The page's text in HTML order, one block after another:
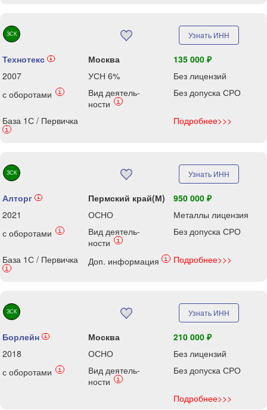
ЗСК Узнать ИНН
Технотекс i Москва
135 000 ₽
2007
УСН 6%
Без лицензий
с оборотами
i
Вид деятель-
ности
i
Без допуска СРО
База 1С / Первичка
i
Подробнее>>>
ЗСК Узнать ИНН
Алторг i Пермский край(М)
950 000 ₽
2021
ОСНО
Металлы лицензия
с оборотами
i
Вид деятель-
ности
i
Без допуска СРО
База 1С / Первичка
i
Доп. информация i Подробнее>>>
ЗСК Узнать ИНН
Борлейн i Москва
210 000 ₽
2018
ОСНО
Без лицензий
с оборотами
i
Вид деятель-
ности
i
Без допуска СРО
Подробнее>>>